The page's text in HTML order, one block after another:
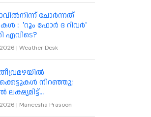
ചോർന്നത്
: 'റൂം ഫോർ ദ റിവർ'
എവിടെ?
| Weather Desk
നിറഞ്ഞു;
ലക്ഷ്യമിട്ട്
പുതിയ
| Maneesha Prasoon